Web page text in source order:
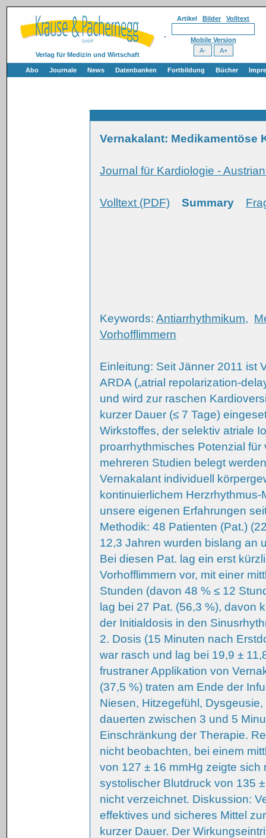
Verlag für Medizin und Wirtschaft
Artikel Bilder Volltext
Mobile Version
Abo Journale News Datenbanken Fortbildung Bücher
Vernakalant: Medikamentöse
Journal für Kardiologie -
Volltext (PDF) Summary
Keywords: Antiarrhythmikum,
Vorhofflimmern
Einleitung: Seit Jänner 2011 ist
ARDA („atrial repolarization-
und wird zur raschen
kurzer Dauer (≤ 7 Tage)
Wirkstoffes, der selektiv atriale
proarrhythmisches Potenzial
mehreren Studien belegt
Vernakalant individuell
kontinuierlichem
unsere eigenen Erfahrungen
Methodik: 48 Patienten (Pat.)
12,3 Jahren wurden bislang an
Bei diesen Pat. lag ein erst
Vorhofflimmern vor, mit einer
Stunden (davon 48 % ≤ 12
lag bei 27 Pat. (56,3 %), davon
der Initialdosis in den
2. Dosis (15 Minuten nach
war rasch und lag bei 19,9 ±
frustraner Applikation von
(37,5 %) traten am Ende der
Niesen, Hitzegefühl,
dauerten zwischen 3 und 5
Einschränkung der Therapie.
nicht beobachten, bei einem
von 127 ± 16 mmHg zeigte
systolischer Blutdruck von 135
nicht verzeichnet. Diskussion:
effektives und sicheres Mittel
kurzer Dauer. Der